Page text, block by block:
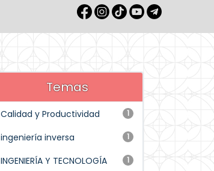
Temas
1
Calidad y Productividad
1
ingeniería inversa
1
INGENIERÍA Y TECNOLOGÍA